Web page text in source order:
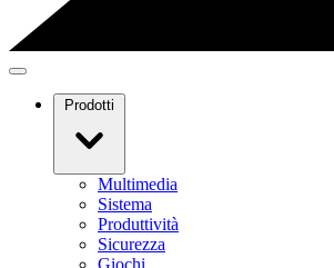
Prodotti
Multimedia
Sistema
Produttività
Sicurezza